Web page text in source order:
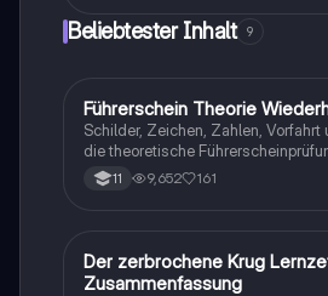
Beliebtester Inhalt 9
Lerntipps
Führerschein Theorie
Schilder, Zeichen, Zahlen,
die theoretische
11 9,652 161
Deutsch
Der zerbrochene Krug
Zusammenfassung